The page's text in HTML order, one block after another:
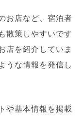
お店など、宿泊者
散策しやすいです
店を紹介していま
うな情報を発信し
や基本情報を掲載